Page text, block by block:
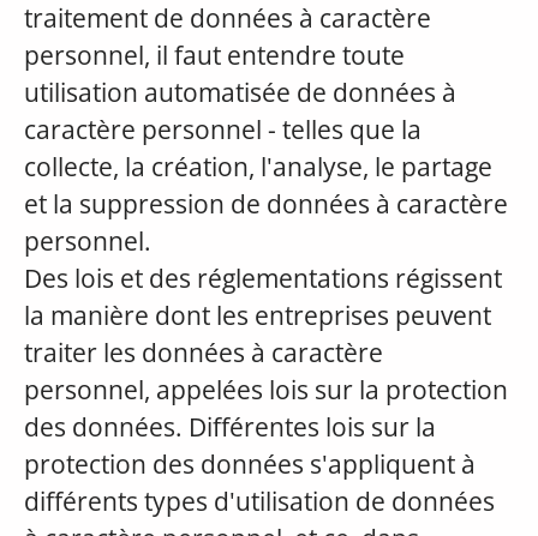
traitement de données à caractère
personnel, il faut entendre toute
utilisation automatisée de données à
caractère personnel - telles que la
collecte, la création, l'analyse, le partage
et la suppression de données à caractère
personnel.
Des lois et des réglementations régissent
la manière dont les entreprises peuvent
traiter les données à caractère
personnel, appelées lois sur la protection
des données. Différentes lois sur la
protection des données s'appliquent à
différents types d'utilisation de données